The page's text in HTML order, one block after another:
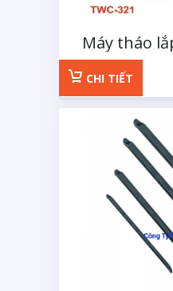
Máy tháo
321
CHI TIẾT